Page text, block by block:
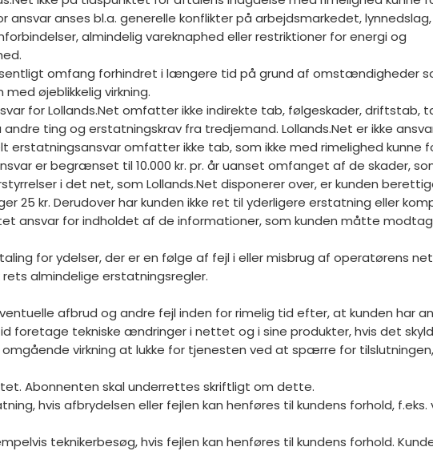
ansvar anses bl.a. generelle konflikter på arbejdsmarkedet,
almindelig vareknaphed eller restriktioner for energi og
omfang forhindret i længere tid på grund af omstændigheder
øjeblikkelig virkning.
for Lollands.Net omfatter ikke indirekte tab, følgeskader,
ting og erstatningskrav fra tredjemand. Lollands.Net er ikke
erstatningsansvar omfatter ikke tab, som ikke med rimelighed kunne
er begrænset til 10.000 kr. pr. år uanset omfanget af de skader,
i det net, som Lollands.Net disponerer over, er kunden
25 kr. Derudover har kunden ikke ret til yderligere erstatning eller
ansvar for indholdet af de informationer, som kunden måtte
for ydelser, der er en følge af fejl i eller misbrug af operatørens
almindelige erstatningsregler.
afbrud og andre fejl inden for rimelig tid efter, at kunden har
foretage tekniske ændringer i nettet og i sine produkter, hvis det
virkning at lukke for tjenesten ved at spærre for
Abonnenten skal underrettes skriftligt om dette.
hvis afbrydelsen eller fejlen kan henføres til kundens forhold,
teknikerbesøg, hvis fejlen kan henføres til kundens forhold.